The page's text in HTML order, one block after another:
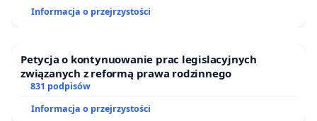
Informacja o przejrzystości
Petycja o kontynuowanie prac legislacyjnych
związanych z reformą prawa rodzinnego
831 podpisów
Informacja o przejrzystości